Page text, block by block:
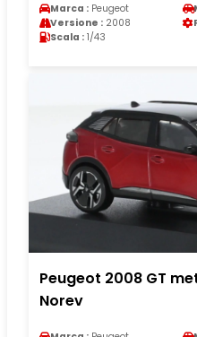
Marca : Peugeot
Versione : 2008
Scala : 1/43
Peugeot 2008 GT
Norev